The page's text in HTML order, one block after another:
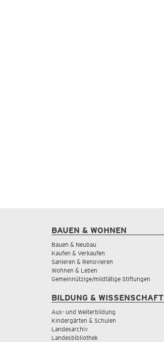
BAUEN & WOHNEN
Bauen & Neubau
Kaufen & Verkaufen
Sanieren & Renovieren
Wohnen & Leben
Gemeinnützige/mildtätige Stiftungen
BILDUNG & WISSENSCHAFT
Aus- und Weiterbildung
Kindergärten & Schulen
Landesarchiv
Landesbibliothek